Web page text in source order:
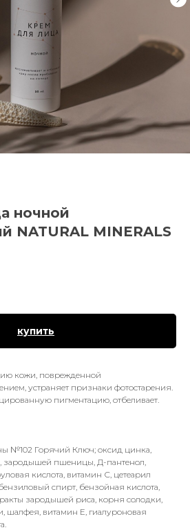
ночной
NATURAL MINERALS
купить
кожи, поврежденной
устраняет признаки фотостарения.
пигментацию, отбеливает.
№102 Горячий Ключ; оксид цинка,
зародышей пшеницы, Д-пантенол,
кислота, витамин С, цетеарил
спирт, бензойная кислота,
зародышей риса, корня солодки,
шалфея, витамин Е, гиалуроновая